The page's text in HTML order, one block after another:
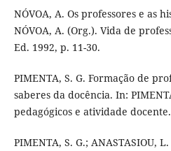
NÓVOA, A. Os professores e as
NÓVOA, A. (Org.). Vida de
Ed. 1992, p. 11-30.
PIMENTA, S. G. Formação de
saberes da docência. In:
pedagógicos e atividade
PIMENTA, S. G.; ANASTASIOU,